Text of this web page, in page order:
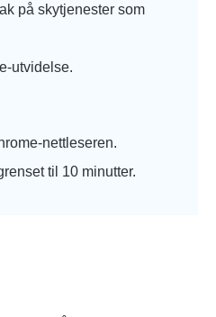
på skytjenester som
utvidelse.
nettleseren.
til 10 minutter.